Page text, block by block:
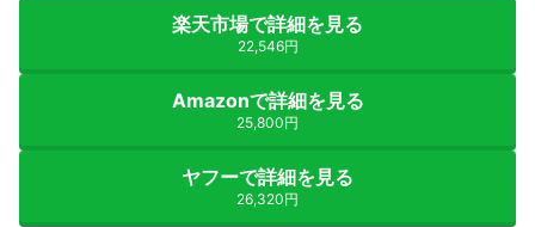
楽天市場で詳細を見る
22,546円
Amazonで詳細を見る
25,800円
ヤフーで詳細を見る
26,320円